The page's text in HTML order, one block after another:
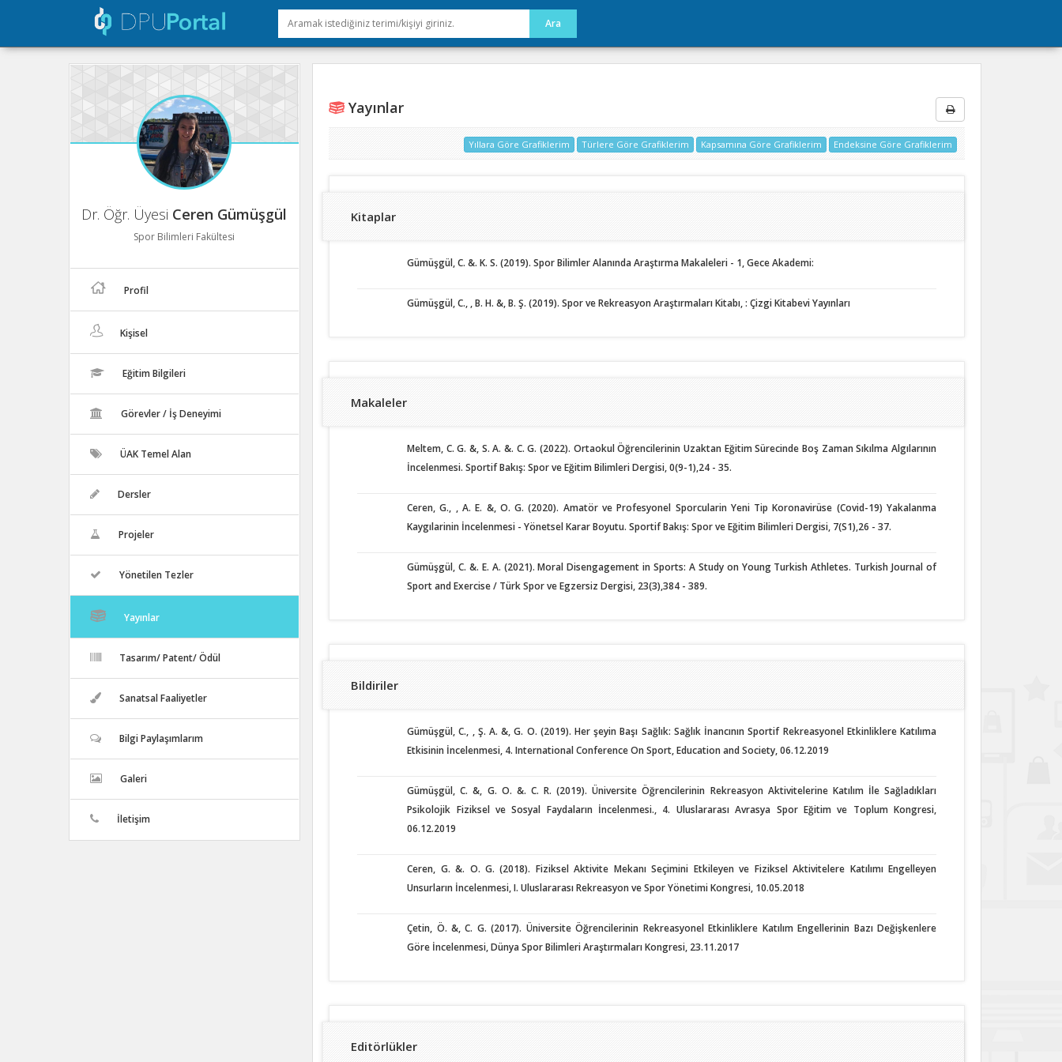
Dr. Öğr. Üyesi Ceren Gümüşgül
Spor Bilimleri Fakültesi
Profil
Kişisel
Eğitim Bilgileri
Görevler / İş Deneyimi
ÜAK Temel Alan
Dersler
Projeler
Yönetilen Tezler
Yayınlar
Tasarım/ Patent/ Ödül
Sanatsal Faaliyetler
Bilgi Paylaşımlarım
Galeri
İletişim
Yayınlar
Yıllara Göre Grafiklerim Türlere Göre Grafiklerim Kapsamına Göre Grafiklerim Endeksine Göre Grafiklerim
Kitaplar
Gümüşgül, C. &. K. S. (2019). Spor Bilimler Alanında Araştırma Makaleleri - 1, Gece Akademi:
Gümüşgül, C., , B. H. &, B. Ş. (2019). Spor ve Rekreasyon Araştırmaları Kitabı, : Çizgi Kitabevi Yayınları
Makaleler
Meltem, C. G. &, S. A. &. C. G. (2022). Ortaokul Öğrencilerinin Uzaktan Eğitim Sürecinde Boş Zaman Sıkılma Algılarının
İncelenmesi. Sportif Bakış: Spor ve Eğitim Bilimleri Dergisi, 0(9-1),24 - 35.
Ceren, G., , A. E. &, O. G. (2020). Amatör ve Profesyonel Sporcularin Yeni Tip Koronavirüse (Covid-19) Yakalanma
Kaygılarinin İncelenmesi - Yönetsel Karar Boyutu. Sportif Bakış: Spor ve Eğitim Bilimleri Dergisi, 7(S1),26 - 37.
Gümüşgül, C. &. E. A. (2021). Moral Disengagement in Sports: A Study on Young Turkish Athletes. Turkish Journal of
Sport and Exercise / Türk Spor ve Egzersiz Dergisi, 23(3),384 - 389.
Bildiriler
Gümüşgül, C., , Ş. A. &, G. O. (2019). Her şeyin Başı Sağlık: Sağlık İnancının Sportif Rekreasyonel Etkinliklere Katılıma
Etkisinin İncelenmesi, 4. International Conference On Sport, Education and Society, 06.12.2019
Gümüşgül, C. &, G. O. &. C. R. (2019). Üniversite Öğrencilerinin Rekreasyon Aktivitelerine Katılım İle Sağladıkları
Psikolojik Fiziksel ve Sosyal Faydaların İncelenmesi., 4. Uluslararası Avrasya Spor Eğitim ve Toplum Kongresi,
06.12.2019
Ceren, G. &. O. G. (2018). Fiziksel Aktivite Mekanı Seçimini Etkileyen ve Fiziksel Aktivitelere Katılımı Engelleyen
Unsurların İncelenmesi, I. Uluslararası Rekreasyon ve Spor Yönetimi Kongresi, 10.05.2018
Çetin, Ö. &, C. G. (2017). Üniversite Öğrencilerinin Rekreasyonel Etkinliklere Katılım Engellerinin Bazı Değişkenlere
Göre İncelenmesi, Dünya Spor Bilimleri Araştırmaları Kongresi, 23.11.2017
Editörlükler